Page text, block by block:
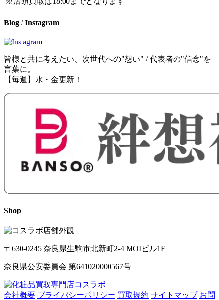
Blog / Instagram
皆様と共に考えたい、次世代への"想い" / 代表者の"信念"を
言葉に。
【毎週】水・金更新！
Shop
〒630-0245 奈良県生駒市北新町2-4 MOIビル1F
奈良県公安委員会 第641020000567号
会社概要 プライバシーポリシー 買取規約 サイトマップ お問